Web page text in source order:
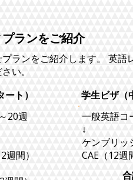
ランをご紹介
ランをご紹介します。 英語
い。
ト）
20週
間）
学生ビザ（
一般英語コ
↓
ケンブリッ
CAE（12週